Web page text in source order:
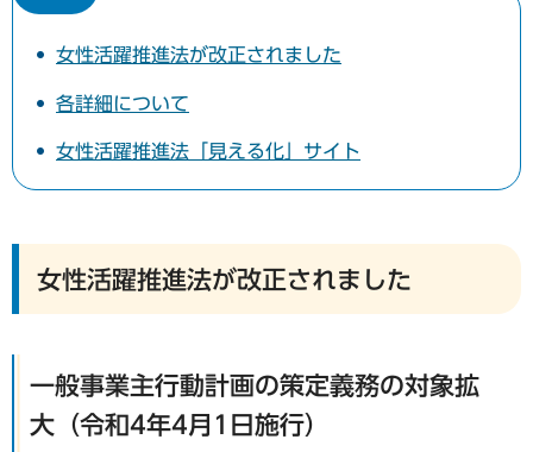
女性活躍推進法が改正されました
各詳細について
女性活躍推進法「見える化」サイト
女性活躍推進法が改正されました
一般事業主行動計画の策定義務の対象拡
大（令和4年4月1日施行）